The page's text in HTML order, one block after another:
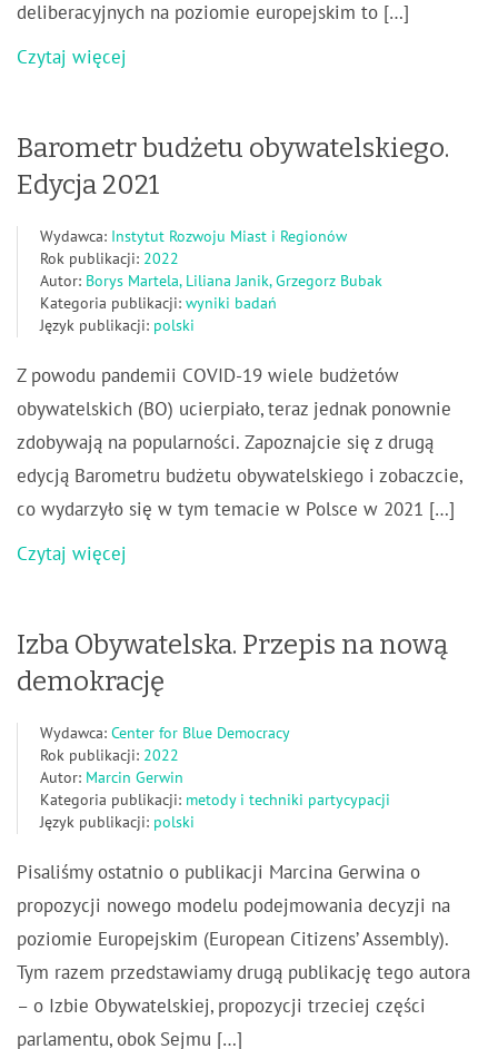
deliberacyjnych na poziomie europejskim to […]
Czytaj więcej
Barometr budżetu obywatelskiego.
Edycja 2021
Wydawca: Instytut Rozwoju Miast i Regionów
Rok publikacji: 2022
Autor: Borys Martela, Liliana Janik, Grzegorz Bubak
Kategoria publikacji: wyniki badań
Język publikacji: polski
Z powodu pandemii COVID-19 wiele budżetów
obywatelskich (BO) ucierpiało, teraz jednak ponownie
zdobywają na popularności. Zapoznajcie się z drugą
edycją Barometru budżetu obywatelskiego i zobaczcie,
co wydarzyło się w tym temacie w Polsce w 2021 […]
Czytaj więcej
Izba Obywatelska. Przepis na nową
demokrację
Wydawca: Center for Blue Democracy
Rok publikacji: 2022
Autor: Marcin Gerwin
Kategoria publikacji: metody i techniki partycypacji
Język publikacji: polski
Pisaliśmy ostatnio o publikacji Marcina Gerwina o
propozycji nowego modelu podejmowania decyzji na
poziomie Europejskim (European Citizens’ Assembly).
Tym razem przedstawiamy drugą publikację tego autora
– o Izbie Obywatelskiej, propozycji trzeciej części
parlamentu, obok Sejmu […]